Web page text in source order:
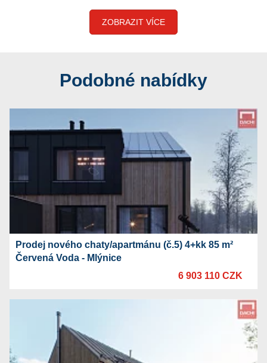
ZOBRAZIT VÍCE
Podobné nabídky
Prodej nového chaty/apartmánu (č.5) 4+kk 85 m²
Červená Voda - Mlýnice
6 903 110 CZK